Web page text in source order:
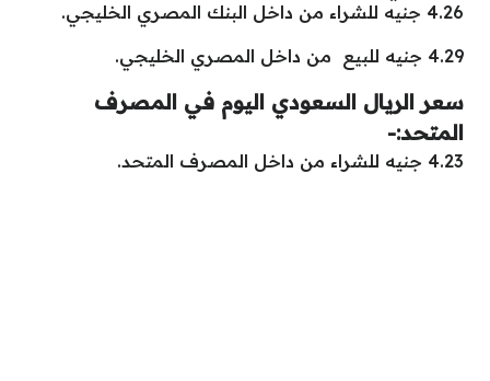
4.26 جنيه للشراء من داخل البنك المصري الخليجي.
4.29 جنيه للبيع من داخل المصري الخليجي.
سعر الريال السعودي اليوم في المصرف
المتحد:-
4.23 جنيه للشراء من داخل المصرف المتحد.